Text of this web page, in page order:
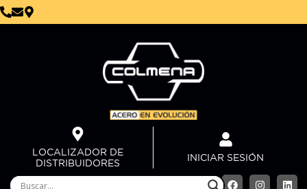
LOCALIZADOR DE
DISTRIBUIDORES
INICIAR SESIÓN